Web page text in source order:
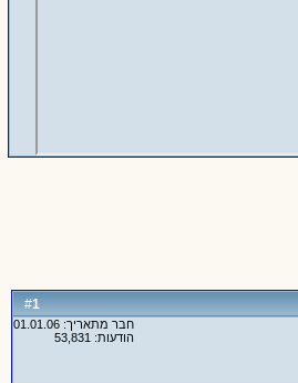
#
1
חבר מתאריך: 01.01.06
הודעות: 53,831